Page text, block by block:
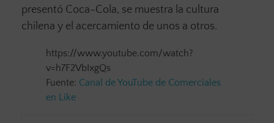
presentó Coca-Cola, se muestra la cultura
chilena y el acercamiento de unos a otros.
https://www.youtube.com/watch?
v=h7F2VbIxgQs
Fuente: Canal de YouTube de Comerciales
en Like